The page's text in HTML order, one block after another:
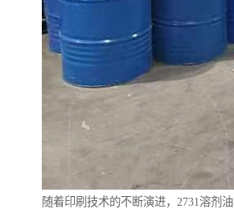
随着印刷技术的不断演进，2731溶剂